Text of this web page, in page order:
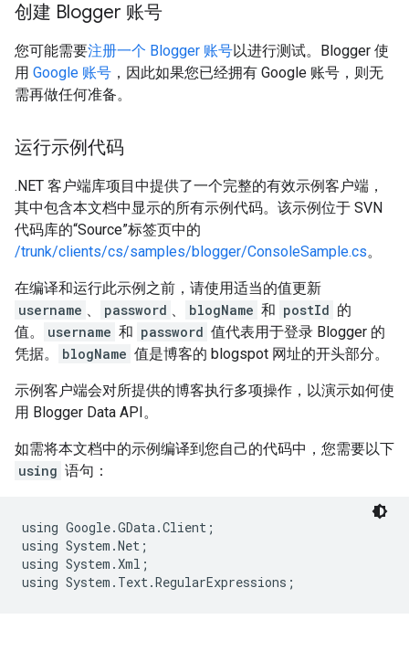
创建 Blogger 账号
您可能需要注册一个 Blogger 账号以进行测试。Blogger 使
用 Google 账号 ，因此如果您已经拥有 Google 账号，则无
需再做任何准备。
运行示例代码
.NET 客户端库项目中提供了一个完整的有效示例客户端，
其中包含本文档中显示的所有示例代码。该示例位于 SVN
代码库的“Source”标签页中的
/trunk/clients/cs/samples/blogger/ConsoleSample.cs。
在编译和运行此示例之前，请使用适当的值更新
username 、 password 、 blogName 和 postId 的
值。
username 和 password 值代表用于登录 Blogger 的
凭据。
blogName 值是博客的 blogspot 网址的开头部分。
示例客户端会对所提供的博客执行多项操作，以演示如何使
用 Blogger Data API。
如需将本文档中的示例编译到您自己的代码中，您需要以下
using 语句：
using Google.GData.Client;
using System.Net;
using System.Xml;